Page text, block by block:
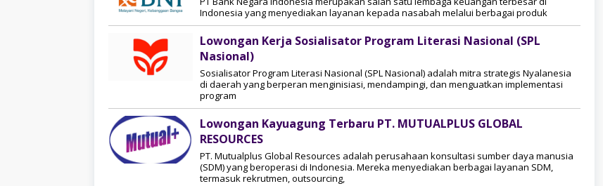
Indonesia yang menyediakan layanan kepada nasabah melalui berbagai produk
Lowongan Kerja Sosialisator Program Literasi Nasional (SPL
Nasional)
Sosialisator Program Literasi Nasional (SPL Nasional) adalah mitra strategis Nyalanesia
di daerah yang berperan menginisiasi, mendampingi, dan menguatkan implementasi
program
Lowongan Kayuagung Terbaru PT. MUTUALPLUS GLOBAL
RESOURCES
PT. Mutualplus Global Resources adalah perusahaan konsultasi sumber daya manusia
(SDM) yang beroperasi di Indonesia. Mereka menyediakan berbagai layanan SDM,
termasuk rekrutmen, outsourcing,